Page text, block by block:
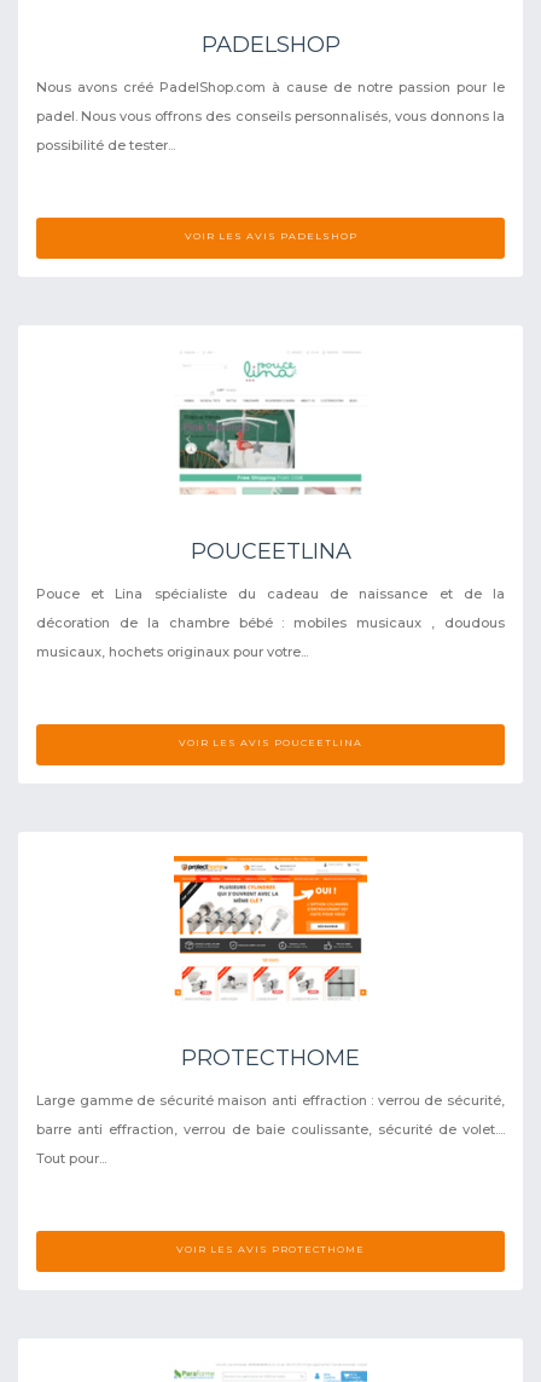
PADELSHOP
Nous avons créé PadelShop.com à cause de notre passion pour le
padel. Nous vous offrons des conseils personnalisés, vous donnons la
possibilité de tester...
VOIR LES AVIS PADELSHOP
POUCEETLINA
Pouce et Lina spécialiste du cadeau de naissance et de la
décoration de la chambre bébé : mobiles musicaux , doudous
musicaux, hochets originaux pour votre...
VOIR LES AVIS POUCEETLINA
PROTECTHOME
Large gamme de sécurité maison anti effraction : verrou de sécurité,
barre anti effraction, verrou de baie coulissante, sécurité de volet....
Tout pour...
VOIR LES AVIS PROTECTHOME